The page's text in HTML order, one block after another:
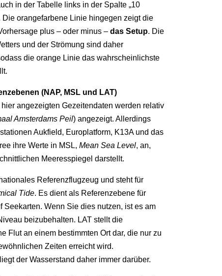
in der Tabelle links in der Spalte „10
Die orangefarbene Linie hingegen zeigt die
plus – oder minus – das Setup. Die
und der Strömung sind daher
die orange Linie das wahrscheinlichste
(NAP, MSL und LAT)
angezeigten Gezeitendaten werden relativ
Amsterdams Peil) angezeigt. Allerdings
Aukfield, Europlatform, K13A und das
ihre Werte in MSL, Mean Sea Level, an,
Meeresspiegel darstellt.
Referenzflugzeug und steht für
Tide. Es dient als Referenzebene für
Seekarten. Wenn Sie dies nutzen, ist es am
beizubehalten. LAT stellt die
Flut an einem bestimmten Ort dar, die nur zu
Zeiten erreicht wird.
der Wasserstand daher immer darüber.